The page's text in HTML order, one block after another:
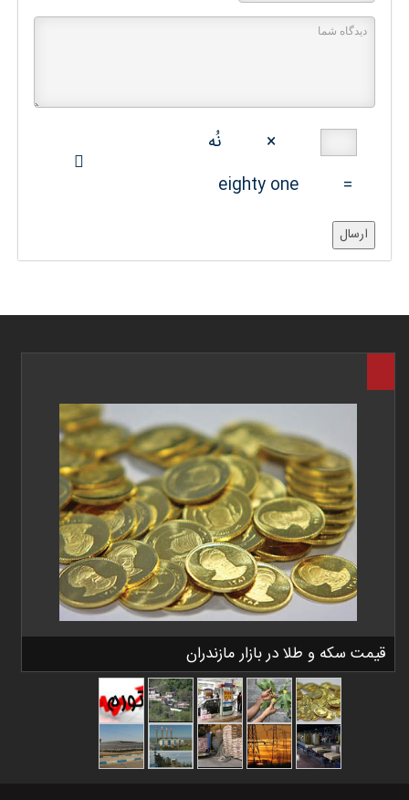
×
نُه
=
eighty one
ارسال
قیمت سکه و طلا در بازار مازندران